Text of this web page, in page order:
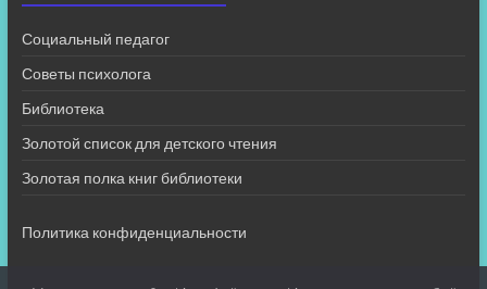
Социальный педагог
Советы психолога
Библиотека
Золотой список для детского чтения
Золотая полка книг библиотеки
Политика конфиденциальности